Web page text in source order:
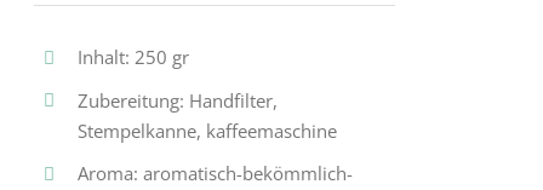
Inhalt: 250 gr
Zubereitung: Handfilter,
Stempelkanne, kaffeemaschine
Aroma: aromatisch-bekömmlich-